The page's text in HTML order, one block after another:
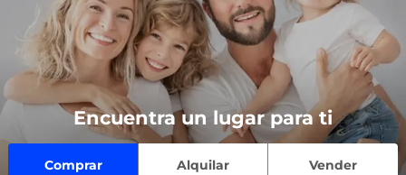
Encuentra un lugar para ti
Comprar Alquilar Vender